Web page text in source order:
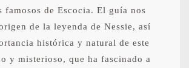
famosos de Escocia. El guía nos
de la leyenda de Nessie, así
histórica y natural de este
y misterioso, que ha fascinado a